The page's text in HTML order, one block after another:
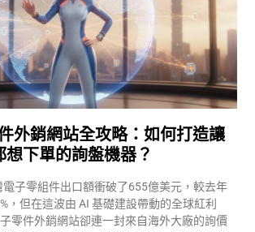
外銷網站全攻略：如何打造讓
下單的詢盤機器？
子零組件出口額衝破了655億美元，較去年
，但在這波由 AI 基礎建設帶動的全球紅利
零件外銷網站卻連一封來自海外大廠的詢價